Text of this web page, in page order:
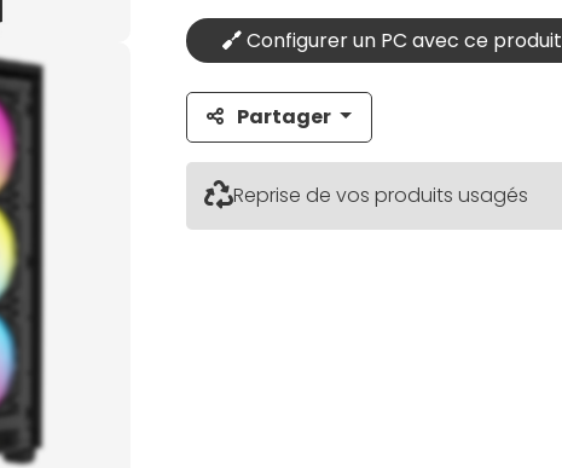
Configurer un PC avec ce produit
Partager
Reprise de vos produits usagés